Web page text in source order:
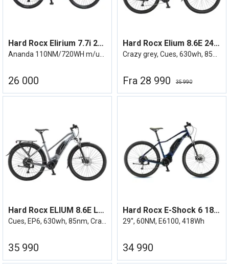
Hard Rocx Elirium 7.7i 29R HR u/utstyr
Ananda 110NM/720WH m/utstyr - Cues 11/46
26 000
Hard Rocx Elium 8.6E 24/25
Crazy grey, Cues, 630wh, 85nm
Fra 28 990 35 990
Hard Rocx ELIUM 8.6E LS 24/25
Cues, EP6, 630wh, 85nm, Crazy Grey
35 990
Hard Rocx E-Shock 6 18,5''
29'', 60NM, E6100, 418Wh
34 990